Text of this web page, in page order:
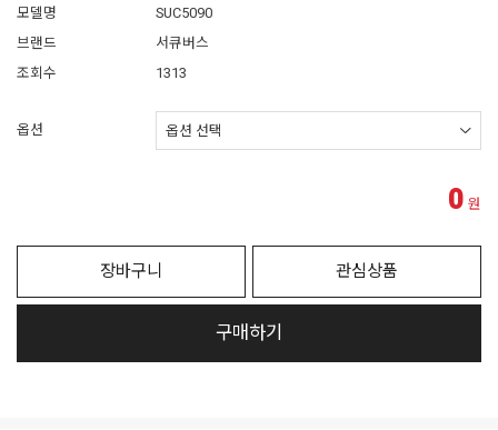
모델명
SUC5090
브랜드
서큐버스
조회수
1313
옵션
0 원
장바구니 관심상품
구매하기